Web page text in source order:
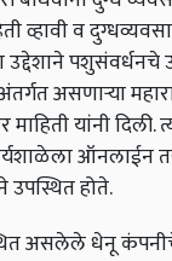
व्हावी व
उद्देशाने पशुसंवर्धनचे
असणाऱ्या
यांनी दिली.
ऑनलाईन
उपस्थित होते.
असलेले धेनू